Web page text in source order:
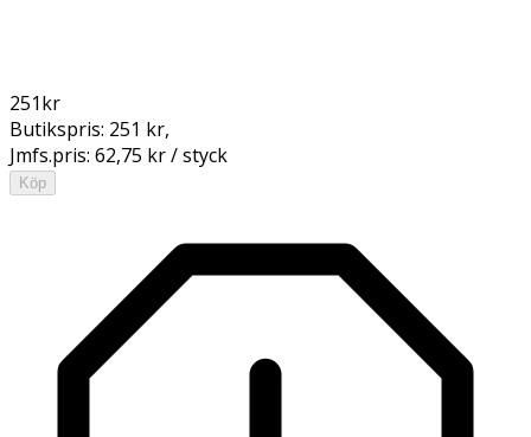
251kr
Butikspris: 251 kr,
Jmfs.pris: 62,75 kr / styck
Köp